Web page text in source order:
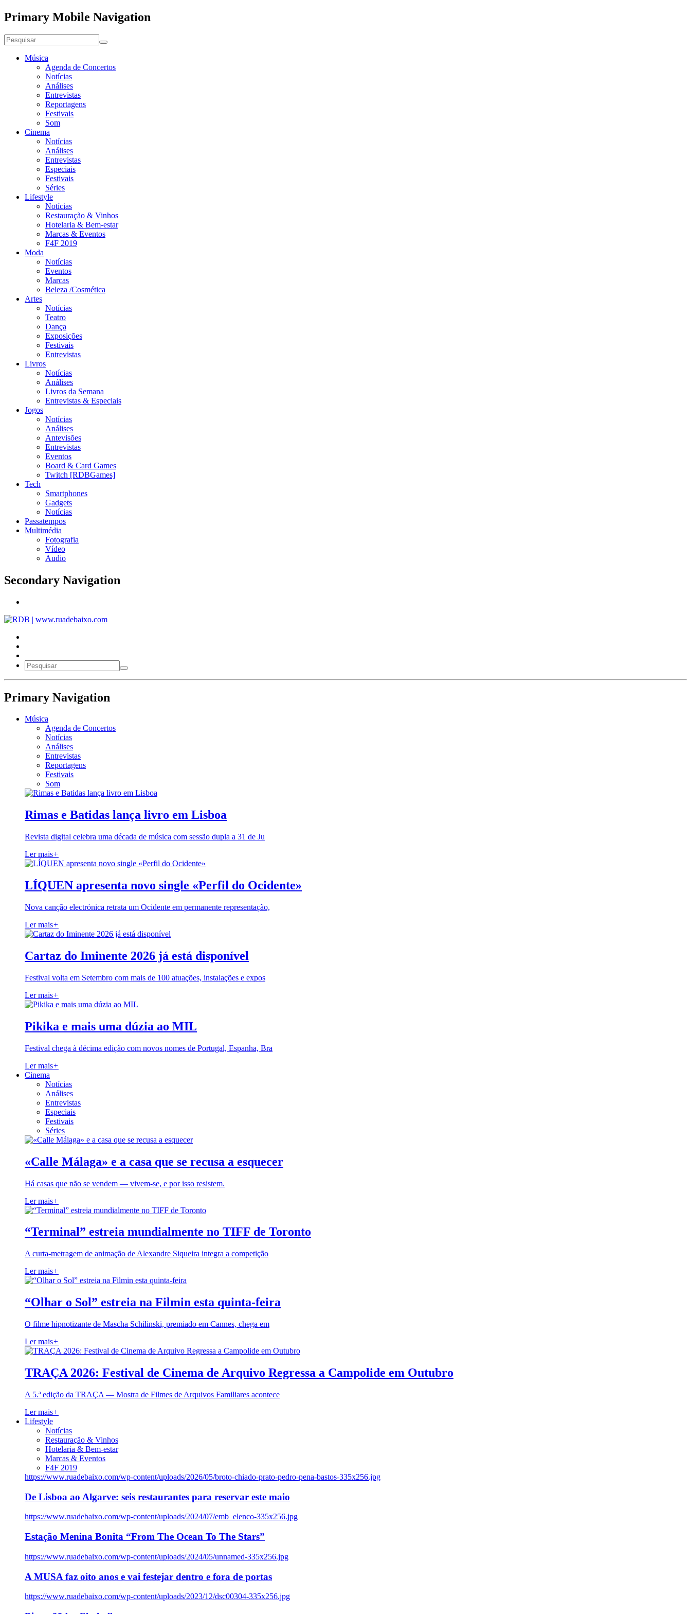
Primary Mobile Navigation
Música
Agenda de Concertos
Notícias
Análises
Entrevistas
Reportagens
Festivais
Som
Cinema
Notícias
Análises
Entrevistas
Especiais
Festivais
Séries
Lifestyle
Notícias
Restauração & Vinhos
Hotelaria & Bem-estar
Marcas & Eventos
F4F 2019
Moda
Notícias
Eventos
Marcas
Beleza /Cosmética
Artes
Notícias
Teatro
Dança
Exposições
Festivais
Entrevistas
Livros
Notícias
Análises
Livros da Semana
Entrevistas & Especiais
Jogos
Notícias
Análises
Antevisões
Entrevistas
Eventos
Board & Card Games
Twitch [RDBGames]
Tech
Smartphones
Gadgets
Notícias
Passatempos
Multimédia
Fotografia
Vídeo
Audio
Secondary Navigation
Primary Navigation
Música
Agenda de Concertos
Notícias
Análises
Entrevistas
Reportagens
Festivais
Som
Rimas e Batidas lança livro em Lisboa
Revista digital celebra uma década de música com sessão dupla a 31 de Ju
Ler mais+
LÍQUEN apresenta novo single «Perfil do Ocidente»
Nova canção electrónica retrata um Ocidente em permanente representação,
Ler mais+
Cartaz do Iminente 2026 já está disponível
Festival volta em Setembro com mais de 100 atuações, instalações e expos
Ler mais+
Pikika e mais uma dúzia ao MIL
Festival chega à décima edição com novos nomes de Portugal, Espanha, Bra
Ler mais+
Cinema
Notícias
Análises
Entrevistas
Especiais
Festivais
Séries
«Calle Málaga» e a casa que se recusa a esquecer
Há casas que não se vendem — vivem-se, e por isso resistem.
Ler mais+
“Terminal” estreia mundialmente no TIFF de Toronto
A curta-metragem de animação de Alexandre Siqueira integra a competição
Ler mais+
“Olhar o Sol” estreia na Filmin esta quinta-feira
O filme hipnotizante de Mascha Schilinski, premiado em Cannes, chega em
Ler mais+
TRAÇA 2026: Festival de Cinema de Arquivo Regressa a Campolide em Outubro
A 5.ª edição da TRAÇA — Mostra de Filmes de Arquivos Familiares acontece
Ler mais+
Lifestyle
Notícias
Restauração & Vinhos
Hotelaria & Bem-estar
Marcas & Eventos
F4F 2019
https://www.ruadebaixo.com/wp-content/uploads/2026/05/broto-chiado-prato-pedro-pena-bastos-335x256.jpg
De Lisboa ao Algarve: seis restaurantes para reservar este maio
https://www.ruadebaixo.com/wp-content/uploads/2024/07/emb_elenco-335x256.jpg
Estação Menina Bonita “From The Ocean To The Stars”
https://www.ruadebaixo.com/wp-content/uploads/2024/05/unnamed-335x256.jpg
A MUSA faz oito anos e vai festejar dentro e fora de portas
https://www.ruadebaixo.com/wp-content/uploads/2023/12/dsc00304-335x256.jpg